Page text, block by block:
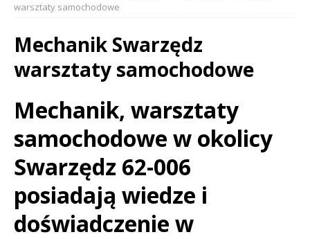
warsztaty samochodowe
Mechanik Swarzędz
warsztaty samochodowe
Mechanik, warsztaty
samochodowe w okolicy
Swarzędz 62-006
posiadają wiedze i
doświadczenie w